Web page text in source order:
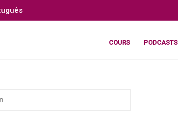
COURS PODCASTS